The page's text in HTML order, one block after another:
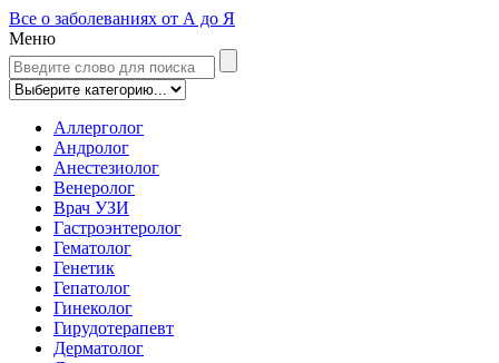
Все о заболеваниях от А до Я
Меню
Аллерголог
Андролог
Анестезиолог
Венеролог
Врач УЗИ
Гастроэнтеролог
Гематолог
Генетик
Гепатолог
Гинеколог
Гирудотерапевт
Дерматолог